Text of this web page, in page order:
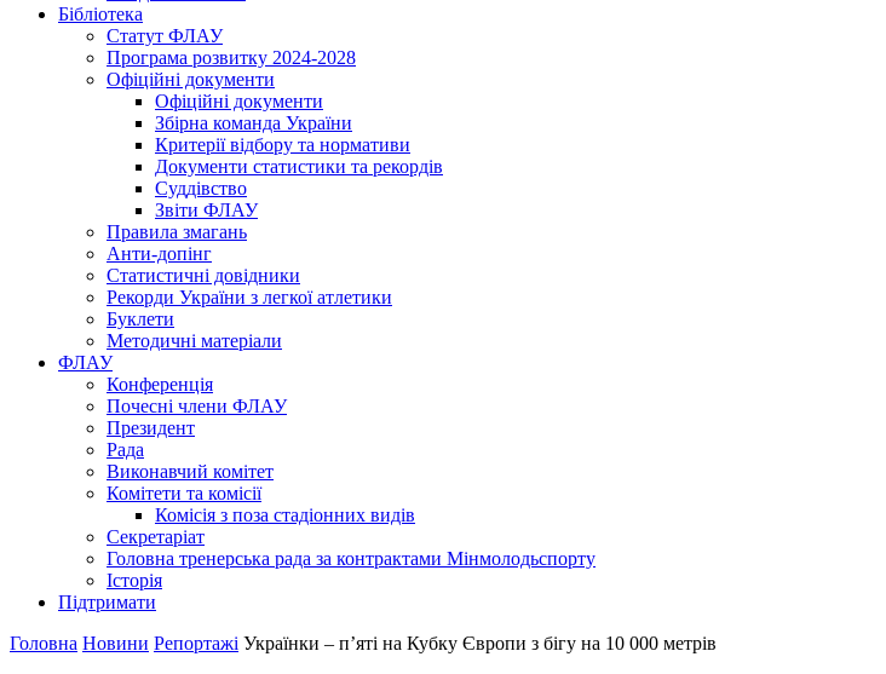
Бібліотека
Статут ФЛАУ
Програма розвитку 2024-2028
Офіційні документи
Офіційні документи
Збірна команда України
Критерії відбору та нормативи
Документи статистики та рекордів
Суддівство
Звіти ФЛАУ
Правила змагань
Анти-допінг
Статистичні довідники
Рекорди України з легкої атлетики
Буклети
Методичні матеріали
ФЛАУ
Конференція
Почесні члени ФЛАУ
Президент
Рада
Виконавчий комітет
Комітети та комісії
Комісія з поза стадіонних видів
Секретаріат
Головна тренерська рада за контрактами Мінмолодьспорту
Історія
Підтримати
Головна Новини Репортажі Українки – п’яті на Кубку Європи з бігу на 10 000 метрів